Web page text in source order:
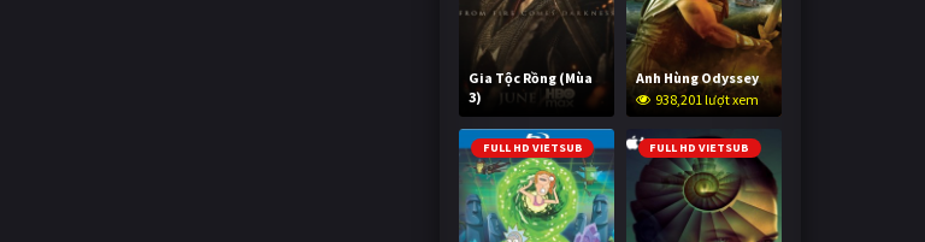
Gia Tộc Rồng (Mùa
3)
2,007,591 lượt xem
Anh Hùng Odyssey
938,201 lượt xem
FULL HD VIETSUB FULL HD VIETSUB